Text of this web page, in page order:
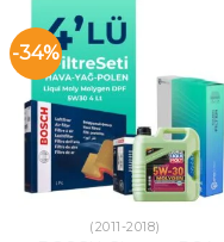
-34%
(2011-2018)